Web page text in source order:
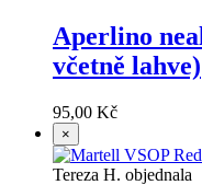
Aperlino
včetně lahve)
95,00 Kč
×
Tereza H. objednala